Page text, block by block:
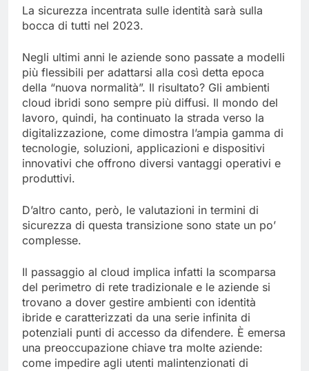
La sicurezza incentrata sulle identità sarà sulla
bocca di tutti nel 2023.
Negli ultimi anni le aziende sono passate a modelli
più flessibili per adattarsi alla così detta epoca
della “nuova normalità”. Il risultato? Gli ambienti
cloud ibridi sono sempre più diffusi. Il mondo del
lavoro, quindi, ha continuato la strada verso la
digitalizzazione, come dimostra l’ampia gamma di
tecnologie, soluzioni, applicazioni e dispositivi
innovativi che offrono diversi vantaggi operativi e
produttivi.
D’altro canto, però, le valutazioni in termini di
sicurezza di questa transizione sono state un po’
complesse.
Il passaggio al cloud implica infatti la scomparsa
del perimetro di rete tradizionale e le aziende si
trovano a dover gestire ambienti con identità
ibride e caratterizzati da una serie infinita di
potenziali punti di accesso da difendere. È emersa
una preoccupazione chiave tra molte aziende:
come impedire agli utenti malintenzionati di